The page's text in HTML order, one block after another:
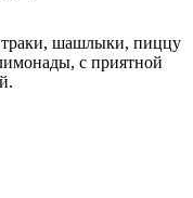
шашлыки, пиццу
с приятной